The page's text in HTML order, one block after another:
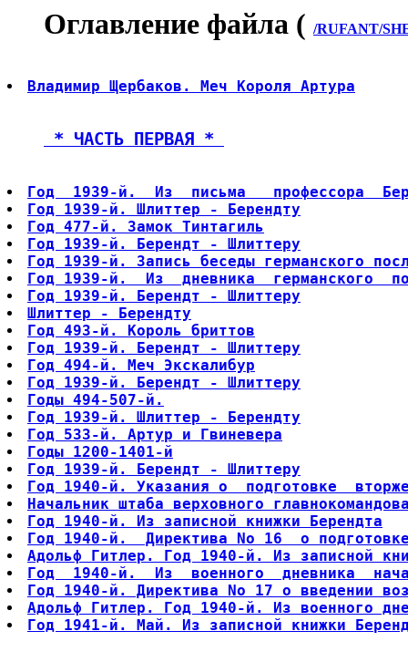
Оглавление файла ( /RUFANT/
Владимир Щербаков. Меч Короля Артура
* ЧАСТЬ ПЕРВАЯ *
Год  1939-й.  Из  письма   профессора
Год 1939-й. Шлиттер - Берендту
Год 477-й. Замок Тинтагиль
Год 1939-й. Берендт - Шлиттеру
Год 1939-й. Запись беседы германского
Год 1939-й.  Из  дневника  германского
Год 1939-й. Берендт - Шлиттеру
Шлиттер - Берендту
Год 493-й. Король бриттов
Год 1939-й. Берендт - Шлиттеру
Год 494-й. Меч Экскалибур
Год 1939-й. Берендт - Шлиттеру
Годы 494-507-й.
Год 1939-й. Шлиттер - Берендту
Год 533-й. Артур и Гвиневера
Годы 1200-1401-й
Год 1939-й. Берендт - Шлиттеру
Год 1940-й. Указания о  подготовке
Начальник штаба верховного
Год 1940-й. Из записной книжки Берендта
Год 1940-й.  Директива No 16  о
Адольф Гитлер. Год 1940-й. Из записной
Год  1940-й.  Из  военного  дневника
Год 1940-й. Директива No 17 о введении
Адольф Гитлер. Год 1940-й. Из военного
Год 1941-й. Май. Из записной книжки